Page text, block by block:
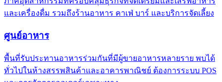
และเครื่องดื่ม รวมถึงร้านอาหาร คาเฟ่ บาร์ และบริการจัดเลี้ยง
ศูนย์อาหาร
พื้นที่รับประทานอาหารร่วมกันที่มีผู้ขายอาหารหลายราย พบได้
ทั่วไปในห้างสรรพสินค้าและอาคารพาณิชย์ ต้องการระบบ POS